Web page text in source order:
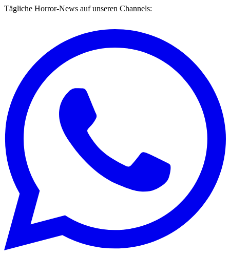
Tägliche Horror-News auf unseren Channels: